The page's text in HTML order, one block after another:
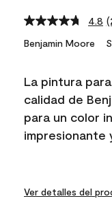
4.8
Benjamin Moore
La pintura
calidad de
para un color
impresionante
Ver detalles del